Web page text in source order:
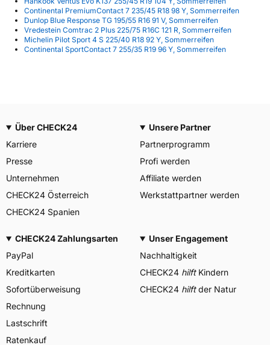
Continental PremiumContact 7 235/45 R18 98 Y, Sommerreifen
Dunlop Blue Response TG 195/55 R16 91 V, Sommerreifen
Vredestein Comtrac 2 Plus 225/75 R16C 121 R, Sommerreifen
Michelin Pilot Sport 4 S 225/40 R18 92 Y, Sommerreifen
Continental SportContact 7 255/35 R19 96 Y, Sommerreifen
Über CHECK24
Karriere
Presse
Unternehmen
CHECK24 Österreich
CHECK24 Spanien
Unsere Partner
Partnerprogramm
Profi werden
Affiliate werden
Werkstattpartner werden
CHECK24 Zahlungsarten
PayPal
Kreditkarten
Sofortüberweisung
Rechnung
Lastschrift
Ratenkauf
Unser Engagement
Nachhaltigkeit
CHECK24 hilftKindern
CHECK24 hilftder Natur